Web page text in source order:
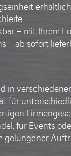
erhältlich
– mit Ihrem
– ab sofort
in
für
für Events
gelungener